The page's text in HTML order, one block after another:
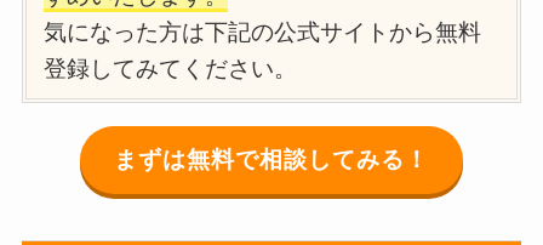
気になった方は下記の公式サイトから無料
登録してみてください。
まずは無料で相談してみる！